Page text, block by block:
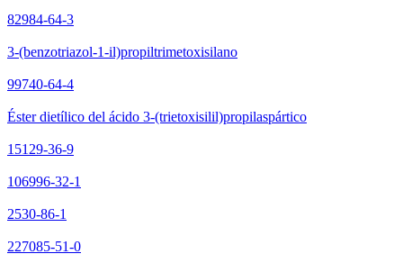
82984-64-3
3-(benzotriazol-1-il)propiltrimetoxisilano
99740-64-4
Éster dietílico del ácido 3-(trietoxisilil)propilaspártico
15129-36-9
106996-32-1
2530-86-1
227085-51-0